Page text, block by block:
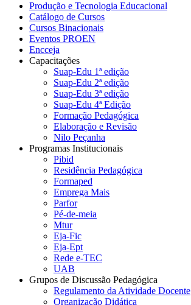
Produção e Tecnologia Educacional
Catálogo de Cursos
Cursos Binacionais
Eventos PROEN
Encceja
Capacitações
Suap-Edu 1ª edição
Suap-Edu 2ª edição
Suap-Edu 3ª edição
Suap-Edu 4ª Edição
Formação Pedagógica
Elaboração e Revisão
Nilo Peçanha
Programas Institucionais
Pibid
Residência Pedagógica
Formaped
Emprega Mais
Parfor
Pé-de-meia
Mtur
Eja-Fic
Eja-Ept
Rede e-TEC
UAB
Grupos de Discussão Pedagógica
Regulamento da Atividade Docente
Organização Didática